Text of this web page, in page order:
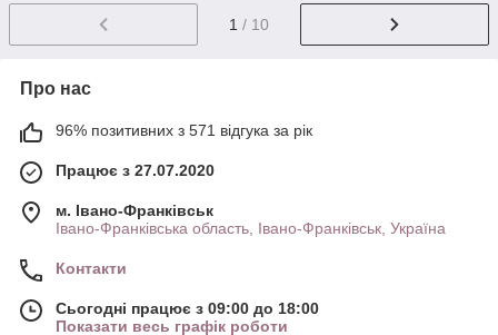
1 / 10
Про нас
96% позитивних з 571 відгука за рік
Працює з 27.07.2020
м. Івано-Франківськ
Івано-Франківська область, Івано-Франківськ, Україна
Контакти
Сьогодні працює з 09:00 до 18:00
Показати весь графік роботи